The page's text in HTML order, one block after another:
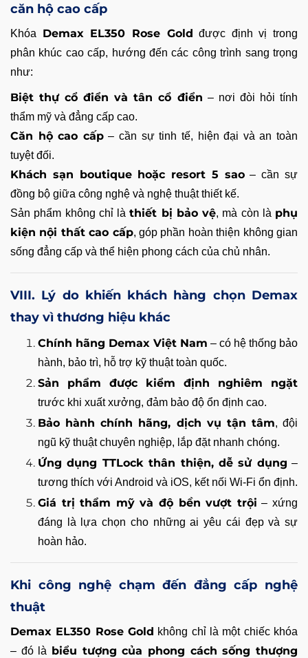
căn hộ cao cấp
Khóa Demax EL350 Rose Gold được định vị trong
phân khúc cao cấp, hướng đến các công trình sang trọng
như:
Biệt thự cổ điển và tân cổ điển – nơi đòi hỏi tính
thẩm mỹ và đẳng cấp cao.
Căn hộ cao cấp– cần sự tinh tế, hiện đại và an toàn
tuyệt đối.
Khách sạn boutique hoặc resort 5 sao– cần sự
đồng bộ giữa công nghệ và nghệ thuật thiết kế.
Sản phẩm không chỉ làthiết bị bảo vệ, mà còn là phụ
kiện nội thất cao cấp, góp phần hoàn thiện không gian
sống đẳng cấp và thể hiện phong cách của chủ nhân.
VIII. Lý do khiến khách hàng chọn Demax
thay vì thương hiệu khác
Chính hãng Demax Việt Nam – có hệ thống bảo
hành, bảo trì, hỗ trợ kỹ thuật toàn quốc.
Sản phẩm được kiểm định nghiêm ngặt
trước khi xuất xưởng, đảm bảo độ ổn định cao.
Bảo hành chính hãng, dịch vụ tận tâm, đội
ngũ kỹ thuật chuyên nghiệp, lắp đặt nhanh chóng.
Ứng dụng TTLock thân thiện, dễ sử dụng –
tương thích với Android và iOS, kết nối Wi-Fi ổn định.
Giá trị thẩm mỹ và độ bền vượt trội – xứng
đáng là lựa chọn cho những ai yêu cái đẹp và sự
hoàn hảo.
Khi công nghệ chạm đến đẳng cấp nghệ
thuật
Demax EL350 Rose Gold không chỉ là một chiếc khóa
– đó là biểu tượng của phong cách sống thượng